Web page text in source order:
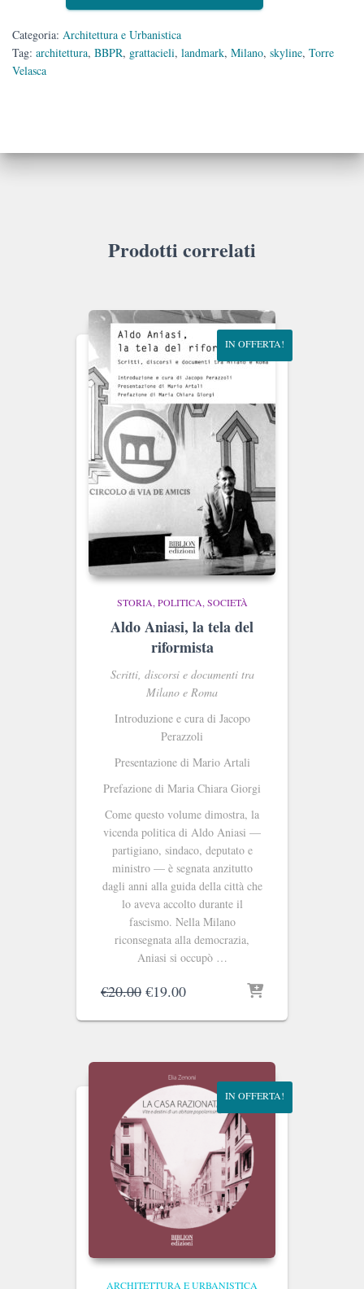
quantità
Categoria: Architettura e Urbanistica
Tag: architettura, BBPR, grattacieli, landmark, Milano, skyline, Torre
Velasca
Prodotti correlati
IN OFFERTA!
STORIA, POLITICA, SOCIETÀ
Aldo Aniasi, la tela del
riformista
Scritti, discorsi e documenti tra
Milano e Roma
Introduzione e cura di Jacopo
Perazzoli
Presentazione di Mario Artali
Prefazione di Maria Chiara Giorgi
Come questo volume dimostra, la
vicenda politica di Aldo Aniasi —
partigiano, sindaco, deputato e
ministro — è segnata anzitutto
dagli anni alla guida della città che
lo aveva accolto durante il
fascismo. Nella Milano
riconsegnata alla democrazia,
Aniasi si occupò …
€20.00 Il
originale
€20.00.
€19.00Il
attuale
€19.00.
IN OFFERTA!
ARCHITETTURA E URBANISTICA